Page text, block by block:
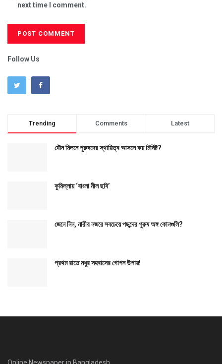
next time I comment.
Follow Us
Trending Comments Latest
যৌন মিলনে পুরুষদের স্থায়িত্ব আসলে কয় মিনিট?
কুমিল্লায় ‘বাংলা নীল ছবি’
জেনে নিন, নারীর নজরে সবচেয়ে পছন্দের পুরুষ অঙ্গ কোনগুলি?
প্রথম রাতে মধুর সহবাসের গোপন উপায়!
Online Newspaper in Bangladesh